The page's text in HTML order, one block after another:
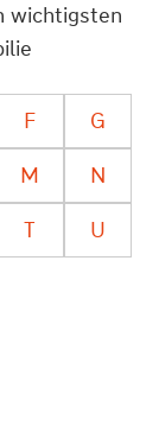
wichtigsten
F
G
M
N
T
U